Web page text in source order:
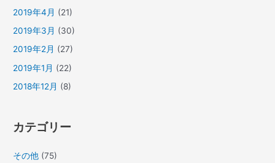
2019年4月 (21)
2019年3月 (30)
2019年2月 (27)
2019年1月 (22)
2018年12月 (8)
カテゴリー
その他 (75)